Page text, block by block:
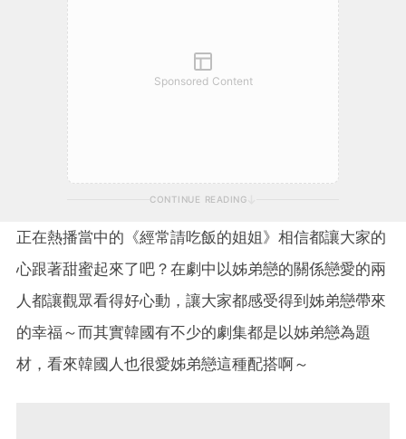
Sponsored Content
CONTINUE READING
正在熱播當中的《經常請吃飯的姐姐》相信都讓大家的
心跟著甜蜜起來了吧？在劇中以姊弟戀的關係戀愛的兩
人都讓觀眾看得好心動，讓大家都感受得到姊弟戀帶來
的幸福～而其實韓國有不少的劇集都是以姊弟戀為題
材，看來韓國人也很愛姊弟戀這種配搭啊～